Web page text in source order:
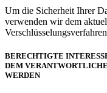
Um die Sicherheit Ihrer
verwenden wir dem
BERECHTIGTE
DEM
WERDEN